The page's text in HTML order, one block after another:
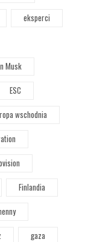
eksperci
Musk
ESC
wschodnia
Finlandia
gaza